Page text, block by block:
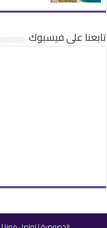
تابعنا على فيسبوك